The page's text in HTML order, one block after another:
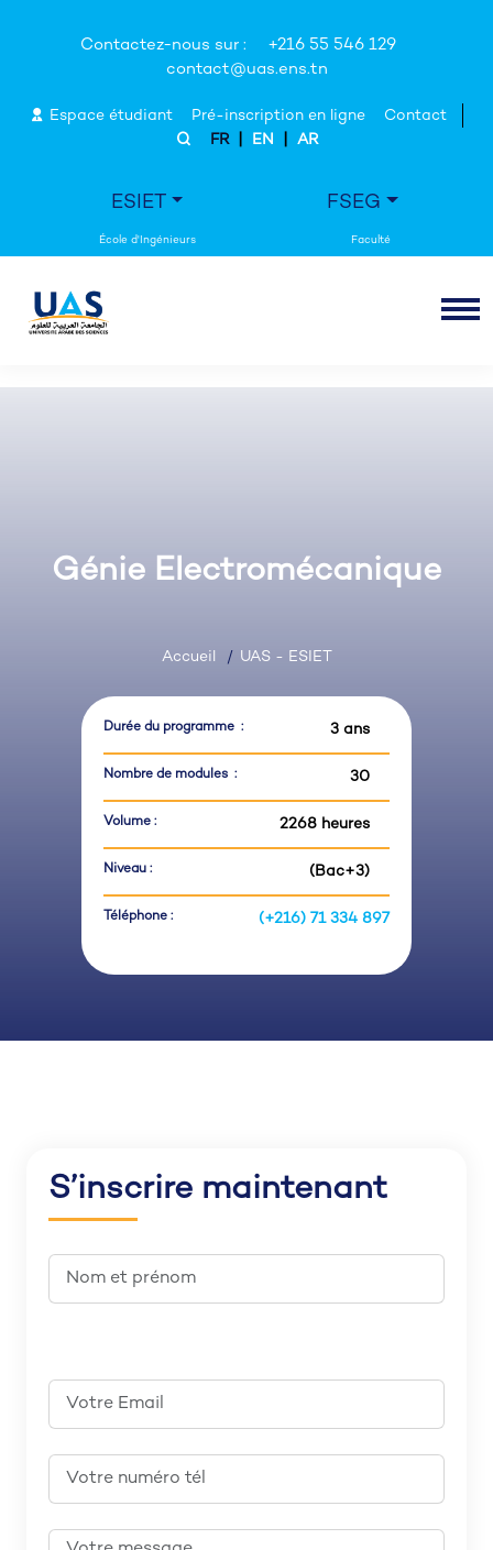
Contactez-nous sur :
+216 55 546 129
contact@uas.ens.tn
Espace étudiant Pré-inscription en ligne
Contact
FR
EN AR
ESIET FSEG
Génie Electromécanique
Accueil UAS - ESIET
Durée du programme : 3 ans
Nombre de modules : 30
Volume : 2268 heures
Niveau : (Bac+3)
Téléphone : (+216) 71 334 897
S’inscrire maintenant